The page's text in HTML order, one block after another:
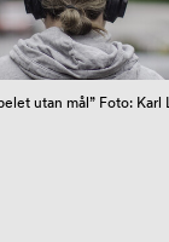
utan mål” Foto: Karl